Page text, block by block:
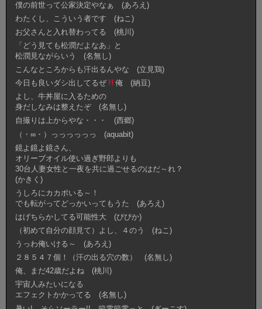
僕の前世って公家決定やなぁ (あろえ)
わたくし、こういう者です (ねこ)
お父さんと入れ替わってる (桃川)
「どう見ても松潤だよなあ」と
松潤見ながらいう (名無し)
こんなところからも汗出るんやな (立見鶏)
今日も良いダシ出してるぜ
俺 (納豆)
よし、牛丼屋に入るための
身だしなみは整えたぞ (名無し)
自撮りは上からやな・・・ (西郷)
（・∞・）っっっっっっ (aquabit)
鏡よ鏡よ鏡さん、
オリーブオイル使い過ぎ野郎よりも
30台人妻女性と一夜を共に過ごせるのはだ～れ？
(かきく)
うしろにカカポいる～！
でも転がってどっかいってもうた (あろえ)
はげちらかしてる可能性大 (ぴぴか)
（初めて自分の顔見て）よし、４のう (ねこ)
うっわ俺いける～ (あろえ)
２８５４７個！（汗の出る穴の数） (名無し)
俺、まだ42歳だよね (桃川)
宇宙人みたいになる
エフェクトかかってる (名無し)